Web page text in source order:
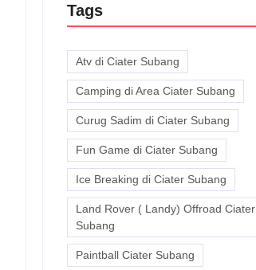
Tags
Atv di Ciater Subang
Camping di Area Ciater Subang
Curug Sadim di Ciater Subang
Fun Game di Ciater Subang
Ice Breaking di Ciater Subang
Land Rover ( Landy) Offroad Ciater
Subang
Paintball Ciater Subang